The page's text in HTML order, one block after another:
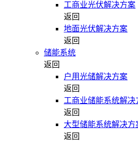
工商业光伏解决方案
返回
地面光伏解决方案
返回
储能系统
返回
户用光储解决方案
返回
工商业储能系统解决
返回
大型储能系统解决方
返回